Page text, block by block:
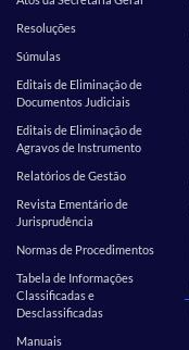
Resoluções
Súmulas
Editais de Eliminação de
Documentos Judiciais
Editais de Eliminação de
Agravos de Instrumento
Relatórios de Gestão
Revista Ementário de
Jurisprudência
Normas de Procedimentos
Tabela de Informações
Classificadas e
Desclassificadas
Manuais